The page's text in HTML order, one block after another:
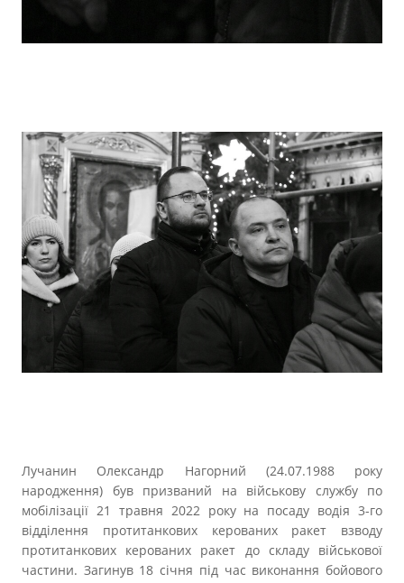
Лучанин Олександр Нагорний (24.07.1988 року
народження) був призваний на військову службу по
мобілізації 21 травня 2022 року на посаду водія 3-го
відділення протитанкових керованих ракет взводу
протитанкових керованих ракет до складу військової
частини. Загинув 18 січня під час виконання бойового